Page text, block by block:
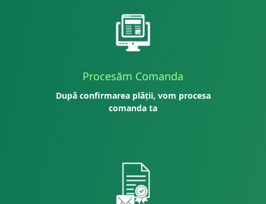
Procesăm Comanda
După confirmarea plății, vom procesa
comanda ta